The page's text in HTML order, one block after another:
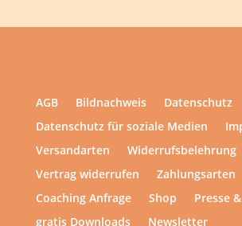
AGB Bildnachweis
Datenschutz
Datenschutz für soziale Medien
Versandarten
Widerrufsbelehrung
Vertrag widerrufen
Zahlungsarten
Coaching Anfrage
Shop
Presse
gratis Downloads
Newsletter